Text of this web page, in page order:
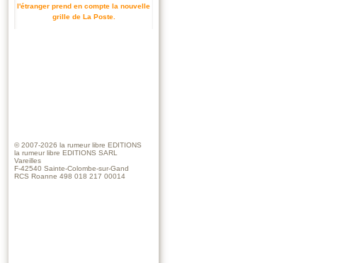
l'étranger prend en compte la nouvelle
grille de La Poste.
© 2007-2026 la rumeur libre EDITIONS
la rumeur libre EDITIONS SARL
Vareilles
F-42540 Sainte-Colombe-sur-Gand
RCS Roanne 498 018 217 00014